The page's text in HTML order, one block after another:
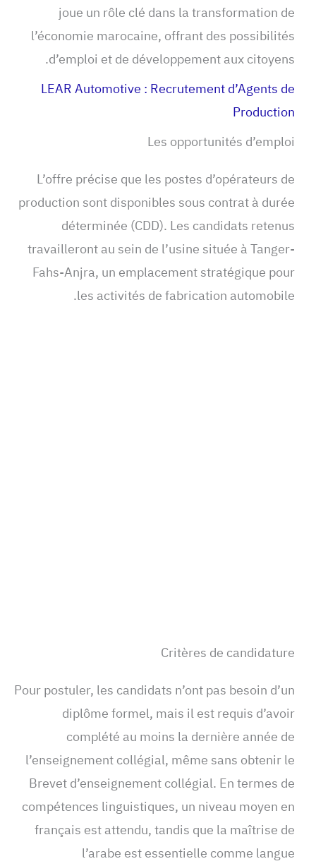
joue un rôle clé dans la transformation de
l’économie marocaine, offrant des possibilités
d’emploi et de développement aux citoyens.
LEAR Automotive : Recrutement d’Agents de
Production
Les opportunités d’emploi
L’offre précise que les postes d’opérateurs de
production sont disponibles sous contrat à durée
déterminée (CDD). Les candidats retenus
travailleront au sein de l’usine située à Tanger-
Fahs-Anjra, un emplacement stratégique pour
les activités de fabrication automobile.
Critères de candidature
Pour postuler, les candidats n’ont pas besoin d’un
diplôme formel, mais il est requis d’avoir
complété au moins la dernière année de
l’enseignement collégial, même sans obtenir le
Brevet d’enseignement collégial. En termes de
compétences linguistiques, un niveau moyen en
français est attendu, tandis que la maîtrise de
l’arabe est essentielle comme langue